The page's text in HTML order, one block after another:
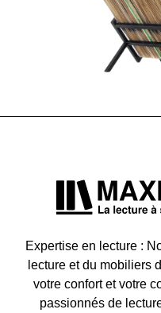
Expertise en lecture :
lecture et du mobiliers
votre confort et votre
passionnés de